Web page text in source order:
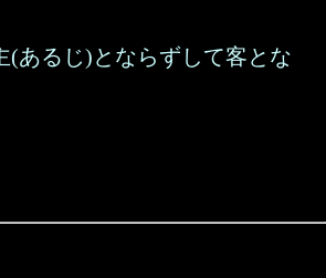
(あるじ)とならずして客とな